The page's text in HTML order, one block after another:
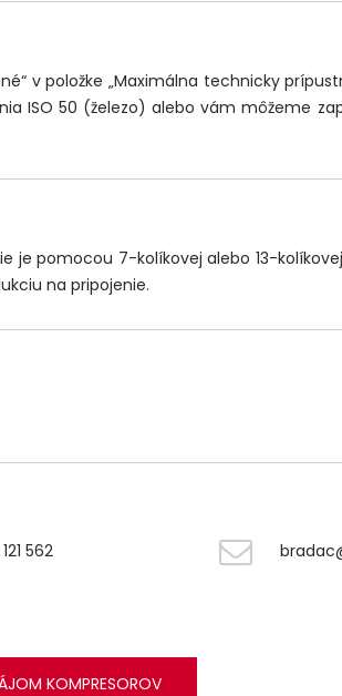
v položke „Maximálna technicky
ISO 50 (železo) alebo vám môžeme
pomocou 7-kolíkovej alebo 13-
na pripojenie.
562
KOMPRESOROV